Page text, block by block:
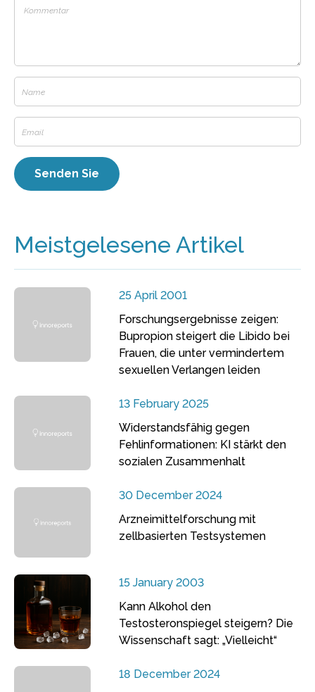
Meistgelesene Artikel
25 April 2001
Forschungsergebnisse zeigen:
Bupropion steigert die Libido bei
Frauen, die unter vermindertem
sexuellen Verlangen leiden
13 February 2025
Widerstandsfähig gegen
Fehlinformationen: KI stärkt den
sozialen Zusammenhalt
30 December 2024
Arzneimittelforschung mit
zellbasierten Testsystemen
15 January 2003
Kann Alkohol den
Testosteronspiegel steigern? Die
Wissenschaft sagt: „Vielleicht“
18 December 2024